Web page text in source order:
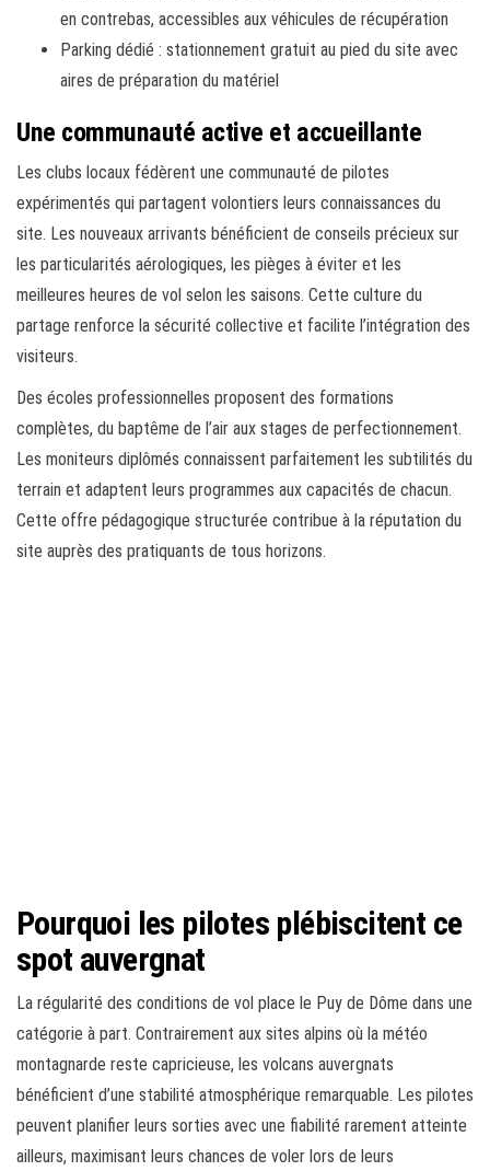
en contrebas, accessibles aux véhicules de récupération
Parking dédié : stationnement gratuit au pied du site avec
aires de préparation du matériel
Une communauté active et accueillante
Les clubs locaux fédèrent une communauté de pilotes
expérimentés qui partagent volontiers leurs connaissances du
site. Les nouveaux arrivants bénéficient de conseils précieux sur
les particularités aérologiques, les pièges à éviter et les
meilleures heures de vol selon les saisons. Cette culture du
partage renforce la sécurité collective et facilite l’intégration des
visiteurs.
Des écoles professionnelles proposent des formations
complètes, du baptême de l’air aux stages de perfectionnement.
Les moniteurs diplômés connaissent parfaitement les subtilités du
terrain et adaptent leurs programmes aux capacités de chacun.
Cette offre pédagogique structurée contribue à la réputation du
site auprès des pratiquants de tous horizons.
Pourquoi les pilotes plébiscitent ce
spot auvergnat
La régularité des conditions de vol place le Puy de Dôme dans une
catégorie à part. Contrairement aux sites alpins où la météo
montagnarde reste capricieuse, les volcans auvergnats
bénéficient d’une stabilité atmosphérique remarquable. Les pilotes
peuvent planifier leurs sorties avec une fiabilité rarement atteinte
ailleurs, maximisant leurs chances de voler lors de leurs